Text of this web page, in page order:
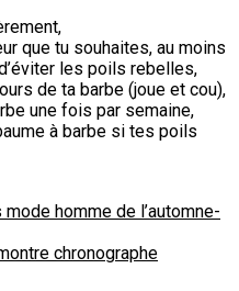
que tu souhaites, au moins
les poils rebelles,
de ta barbe (joue et cou),
une fois par semaine,
à barbe si tes poils
homme de l’automne-
chronographe